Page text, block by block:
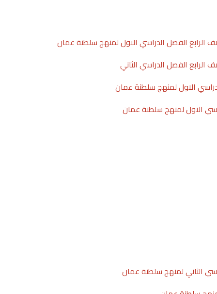
الرابع الفصل الدراسي الاول لمنهج سلطنة عمان
الرابع الفصل الدراسي الثاني
الاول لمنهج سلطنة عمان
الاول لمنهج سلطنة عمان
الثاني لمنهج سلطنة عمان